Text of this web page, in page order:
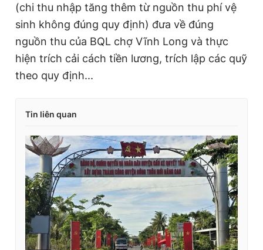
(chi thu nhập tăng thêm từ nguồn thu phí vệ
sinh không đúng quy định) đưa về đúng
nguồn thu của BQL chợ Vĩnh Long và thực
hiện trích cải cách tiền lương, trích lập các quỹ
theo quy định...
Tin liên quan